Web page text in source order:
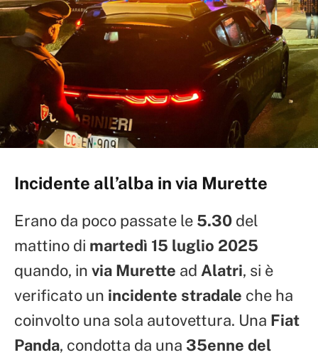
Incidente all’alba in via Murette
Erano da poco passate le 5.30 del
mattino di martedì 15 luglio 2025
quando, in via Murette ad Alatri, si è
verificato un incidente stradale che ha
coinvolto una sola autovettura. Una Fiat
Panda, condotta da una 35enne del